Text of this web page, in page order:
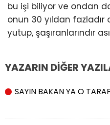
bu işi biliyor ve ondan
onun 30 yıldan
yutup, şaşıranlarındır
YAZARIN DİĞER
SAYIN BAKAN YA O